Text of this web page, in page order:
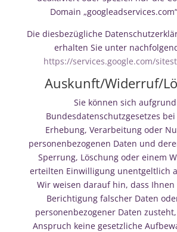
Domain
Die diesbezügliche
erhalten Sie unter
https://services.google.com/
Auskunft/Widerruf/
Sie können sich
Bundesdatenschutzgesetzes
Erhebung, Verarbeitung oder
personenbezogenen Daten und
Sperrung, Löschung oder einem
erteilten Einwilligung unentgeltlich
Wir weisen darauf hin, dass Ihnen
Berichtigung falscher Daten
personenbezogener Daten
Anspruch keine gesetzliche